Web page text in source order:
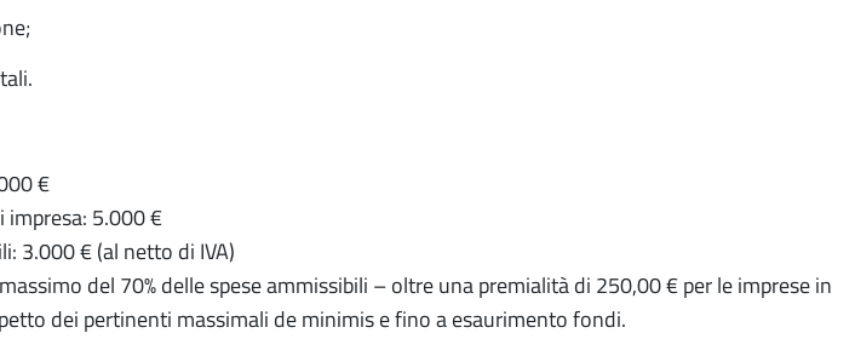
€
5.000 €
3.000 € (al netto di IVA)
del 70% delle spese ammissibili – oltre una premialità di 250,00 € per le imprese in
dei pertinenti massimali de minimis e fino a esaurimento fondi.